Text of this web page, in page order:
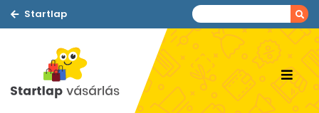
Startlap